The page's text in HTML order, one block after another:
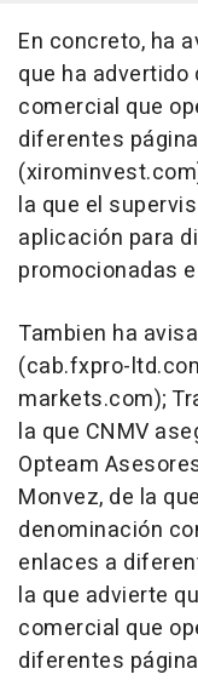
En concreto, ha
que ha
comercial que
diferentes
la que el
aplicación para
promocionadas
Tambien ha
(cab.fxpro-
markets.com);
la que CNMV
Opteam
Monvez, de la
denominación
enlaces a
la que advierte
comercial que
diferentes